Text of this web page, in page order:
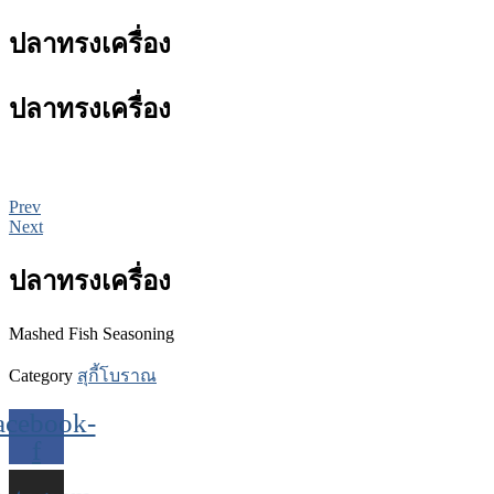
ปลาทรงเครื่อง
ปลาทรงเครื่อง
Prev
Next
ปลาทรงเครื่อง
Mashed Fish Seasoning
Category สุกี้โบราณ